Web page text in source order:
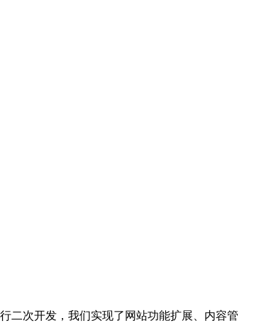
二次开发，我们实现了网站功能扩展、内容管